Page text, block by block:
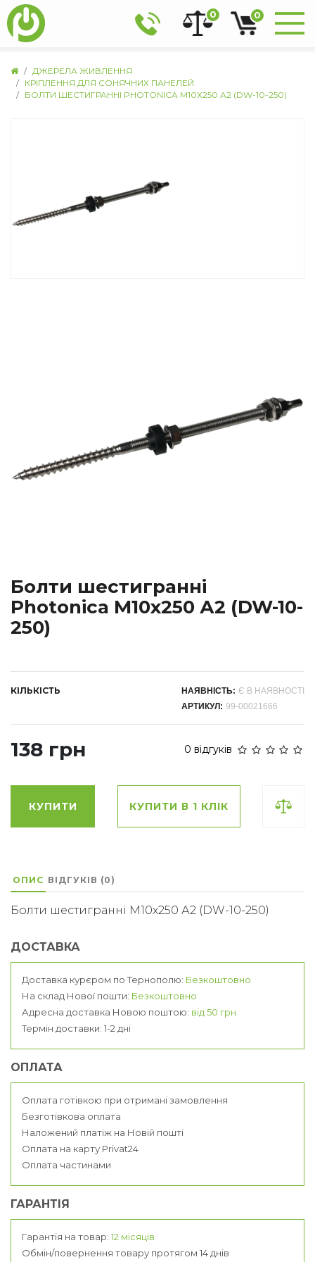
0 0
ДЖЕРЕЛА ЖИВЛЕННЯ
КРІПЛЕННЯ ДЛЯ СОНЯЧНИХ ПАНЕЛЕЙ
БОЛТИ ШЕСТИГРАННІ PHOTONICA М10Х250 А2 (DW-10-250)
Болти шестигранні
Photonica М10х250 А2 (DW-10-
250)
КІЛЬКІСТЬ НАЯВНІСТЬ: Є В НАЯВНОСТІ
АРТИКУЛ: 99-00021666
138 грн 0 відгуків
КУПИТИ КУПИТИ В 1 КЛІК
ОПИС ВІДГУКІВ (0)
Болти шестигранні М10х250 А2 (DW-10-250)
ДОСТАВКА
Доставка курєром по Тернополю: Безкоштовно
На склад Нової пошти: Безкоштовно
Адресна доставка Новою поштою: від 50 грн
Термін доставки: 1-2 дні
ОПЛАТА
Оплата готівкою при отримані замовлення
Безготівкова оплата
Наложений платіж на Новій пошті
Оплата на карту Privat24
Оплата частинами
ГАРАНТІЯ
Гарантія на товар: 12 місяців
Обмін/повернення товару протягом 14 днів